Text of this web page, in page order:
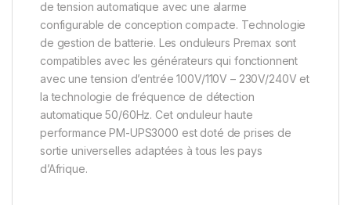
de tension automatique avec une alarme
configurable de conception compacte. Technologie
de gestion de batterie. Les onduleurs Premax sont
compatibles avec les générateurs qui fonctionnent
avec une tension d’entrée 100V/110V – 230V/240V et
la technologie de fréquence de détection
automatique 50/60Hz. Cet onduleur haute
performance PM-UPS3000 est doté de prises de
sortie universelles adaptées à tous les pays
d’Afrique.